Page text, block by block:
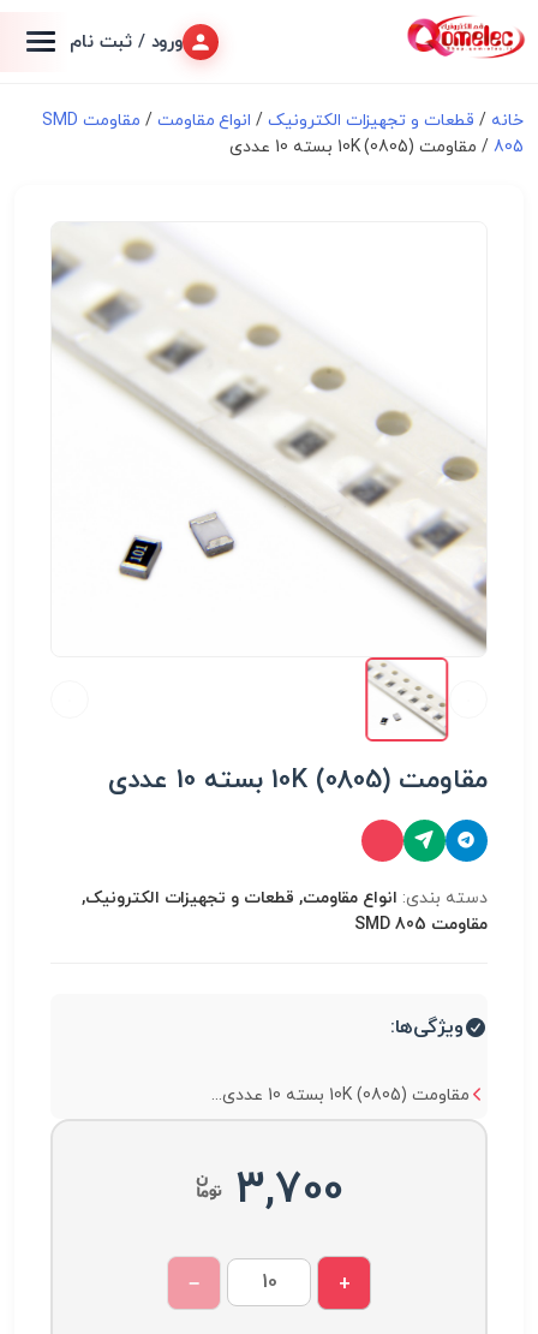
ورود / ثبت نام
خانه / قطعات و تجهیزات الکترونیک/ انواع مقاومت /
مقاومت SMD
805 / مقاومت 10K (0805) بسته 10 عددی
مقاومت 10K (0805) بسته 10 عددی
دسته بندی: انواع مقاومت, قطعات و تجهیزات الکترونیک,
مقاومت SMD 805
ویژگی‌ها:
مقاومت 10K (0805) بسته 10 عددی...
3,700
+
−